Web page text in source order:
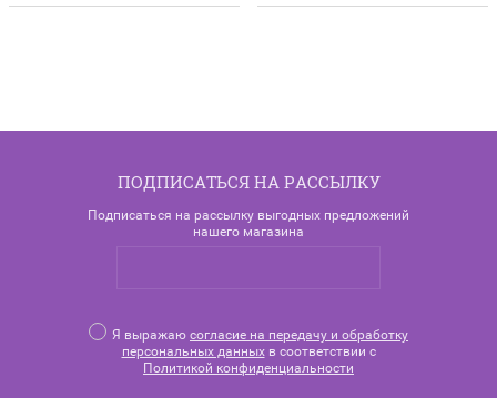
ПОДПИСАТЬСЯ НА РАССЫЛКУ
Подписаться на рассылку выгодных предложений
нашего магазина
Я выражаю согласие на передачу и обработку
персональных данныхв соответствии с
Политикой конфиденциальности